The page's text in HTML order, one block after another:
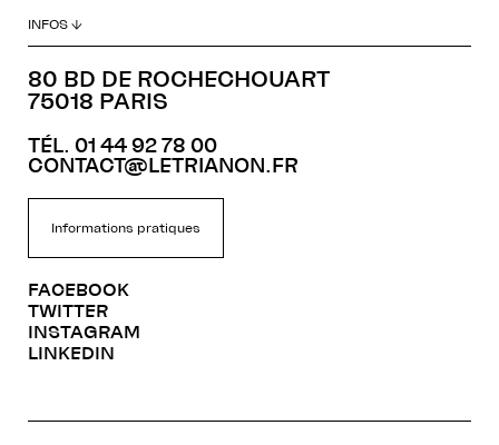
INFOS ↓
80 BD DE ROCHECHOUART
75018 PARIS
TÉL. 01 44 92 78 00
CONTACT@LETRIANON.FR
Informations pratiques
FACEBOOK
TWITTER
INSTAGRAM
LINKEDIN